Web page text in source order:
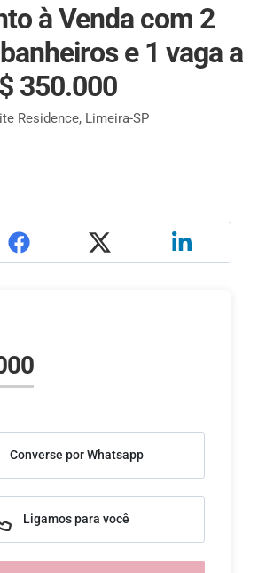
à Venda com 2
e 1 vaga a
350.000
Residence, Limeira-SP
Converse por Whatsapp
Ligamos para você